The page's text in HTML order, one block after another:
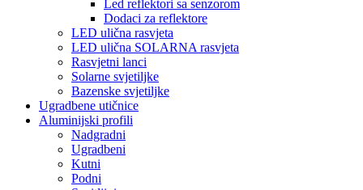
Led reflektori sa senzorom
Dodaci za reflektore
LED ulična rasvjeta
LED ulična SOLARNA rasvjeta
Rasvjetni lanci
Solarne svjetiljke
Bazenske svjetiljke
Ugradbene utičnice
Aluminijski profili
Nadgradni
Ugradbeni
Kutni
Podni